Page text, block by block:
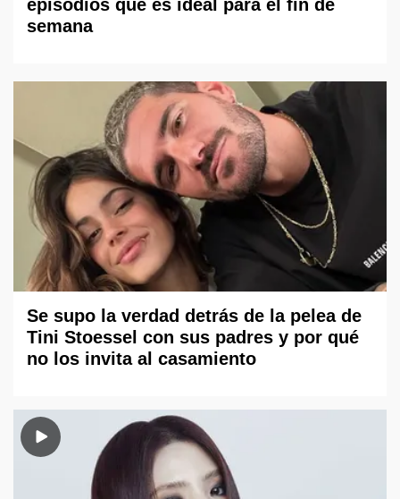
episodios que es ideal para el fin de
semana
Se supo la verdad detrás de la pelea de
Tini Stoessel con sus padres y por qué
no los invita al casamiento